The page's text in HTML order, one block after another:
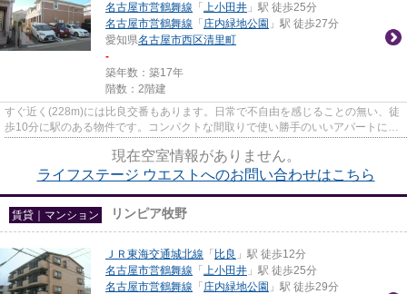
名古屋市営鶴舞線 「 上小田井 」駅 徒歩25分
名古屋市営鶴舞線 「 庄内緑地公園 」駅 徒歩27分
愛知県名古屋市西区清里町
-
築年数：築17年
階数：2階建
すぐ近く(228m)には比良交番もあります。日常で不自由を感じることの無い、徒
歩10分に駅のある物件です。コンパクトな間取りで使い勝手のいいアパートにな
現在空室情報がありません。
ライフステージ ウエストへのお問い合わせはこちら
賃貸｜マンション リンピア牧野
ＪＲ東海交通城北線 「 比良 」駅 徒歩12分
名古屋市営鶴舞線 「 上小田井 」駅 徒歩25分
名古屋市営鶴舞線 「 庄内緑地公園 」駅 徒歩29分